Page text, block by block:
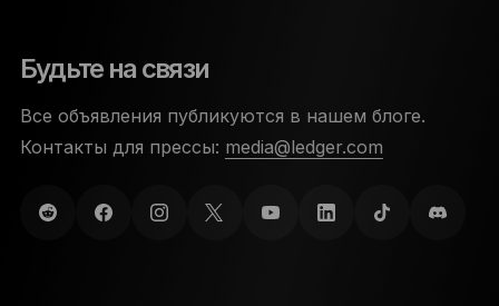
Будьте на связи
Все объявления публикуются в нашем блоге.
Контакты для прессы: media@ledger.com